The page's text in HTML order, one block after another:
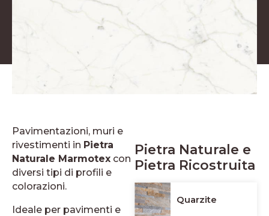
Pavimentazioni, muri e
rivestimenti in Pietra
Naturale Marmotex con
diversi tipi di profili e
colorazioni.
Ideale per pavimenti e
Pietra Naturale e
Pietra Ricostruita
Quarzite